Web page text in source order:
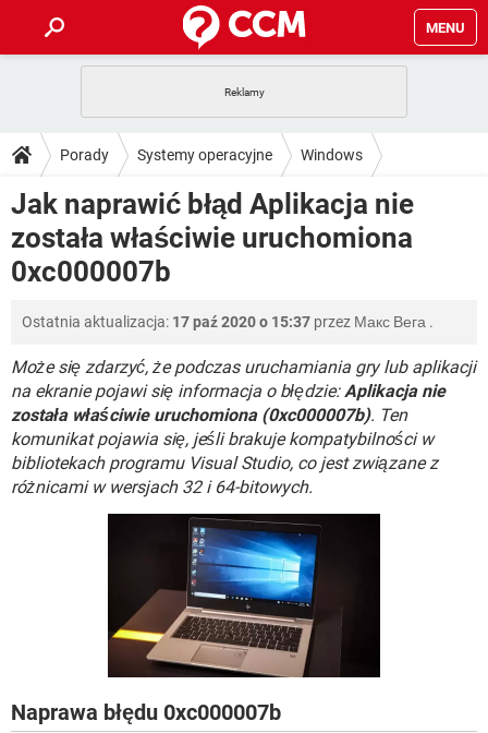
MENU
GRY WHATSAPP
SPOTIFY NETFLIX
INSTAGRAM FACEBOOK
WINDOWS 10
PORADY
PlayStation TIKTOK
GRY WHATSAPP
WINDOWS 10
DO POBRANIA
ANDROID TIKTOK
GRY
WINDOWS 10
FORUM
GRY WHATSAPP
SPOTIFY NETFLIX
INSTAGRAM FACEBOOK
WINDOWS 10
GRY WHATSAPP
SPOTIFY NETFLIX
INSTAGRAM FACEBOOK
WINDOWS 10
Porady Systemy operacyjne Windows
Jak naprawić błąd Aplikacja nie
została właściwie uruchomiona
0xc000007b
Ostatnia aktualizacja: 17 paź 2020 o 15:37 przez Макс Вега .
Może się zdarzyć, że podczas uruchamiania gry lub aplikacji
na ekranie pojawi się informacja o błędzie:Aplikacja nie
została właściwie uruchomiona (0xc000007b). Ten
komunikat pojawia się, jeśli brakuje kompatybilności w
bibliotekach programu Visual Studio, co jest związane z
różnicami w wersjach 32 i 64-bitowych.
Naprawa błędu 0xc000007b